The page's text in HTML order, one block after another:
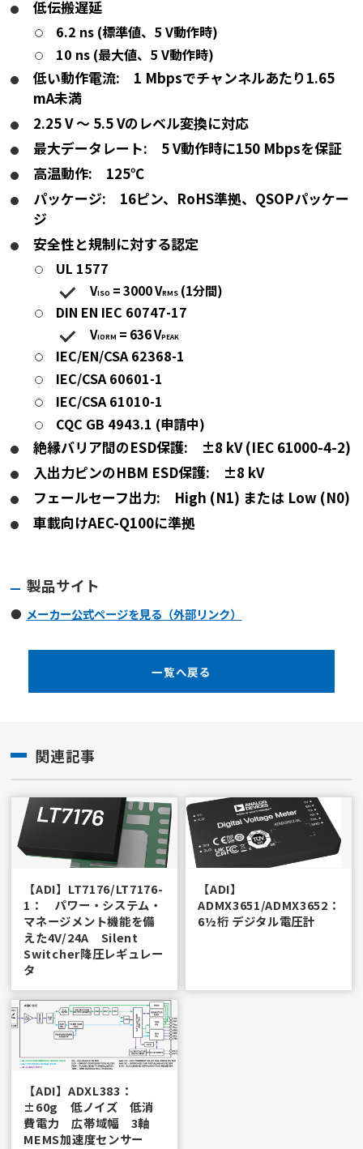
低伝搬遅延
6.2 ns (標準値、5 V動作時)
10 ns (最大値、5 V動作時)
低い動作電流: 1 Mbpsでチャンネルあたり1.65
mA未満
2.25 V ～ 5.5 Vのレベル変換に対応
最大データレート: 5 V動作時に150 Mbpsを保証
高温動作: 125℃
パッケージ: 16ピン、RoHS準拠、QSOPパッケー
ジ
安全性と規制に対する認定
UL 1577
VISO = 3000 VRMS (1分間)
DIN EN IEC 60747-17
VIORM = 636 VPEAK
IEC/EN/CSA 62368-1
IEC/CSA 60601-1
IEC/CSA 61010-1
CQC GB 4943.1 (申請中)
絶縁バリア間のESD保護: ±8 kV (IEC 61000-4-2)
入出力ピンのHBM ESD保護: ±8 kV
フェールセーフ出力: High (N1) または Low (N0)
車載向けAEC-Q100に準拠
製品サイト
メーカー公式ページを見る（外部リンク）
一覧へ戻る
関連記事
【ADI】LT7176/LT7176-
1： パワー・システム・
マネージメント機能を備
えた4V/24A Silent
Switcher降圧レギュレー
タ
【ADI】
ADMX3651/ADMX3652：
6½桁 デジタル電圧計
【ADI】ADXL383：
±60g 低ノイズ 低消
費電力 広帯域幅 3軸
MEMS加速度センサー